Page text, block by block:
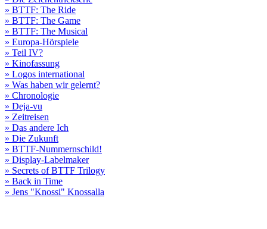
» BTTF: The Ride
» BTTF: The Game
» BTTF: The Musical
» Europa-Hörspiele
» Teil IV?
» Kinofassung
» Logos international
» Was haben wir gelernt?
» Chronologie
» Deja-vu
» Zeitreisen
» Das andere Ich
» Die Zukunft
» BTTF-Nummernschild!
» Display-Labelmaker
» Secrets of BTTF Trilogy
» Back in Time
» Jens "Knossi" Knossalla